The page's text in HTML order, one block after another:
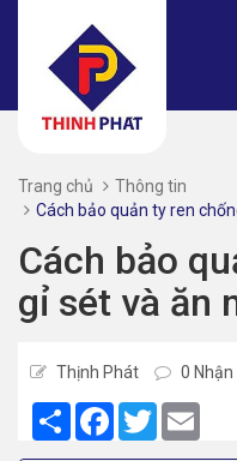
Trang chủ
Thông tin
Cách bảo quản ty ren
Cách bảo
gỉ sét và ăn
Thịnh Phát 0
Share Facebook
Twitter